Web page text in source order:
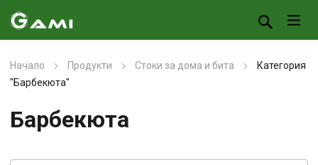
Начало Продукти Стоки за дома и бита
Категория
"Барбекюта"
Барбекюта